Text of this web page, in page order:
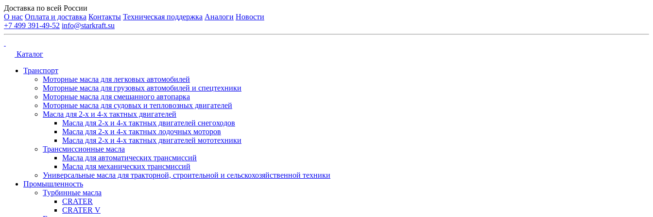
Доставка по всей России
О нас Оплата и доставка Контакты Техническая поддержка Аналоги Новости
+7 499 391-49-52 info@starkraft.su
Каталог
Транспорт
Моторные масла для легковых автомобилей
Моторные масла для грузовых автомобилей и спецтехники
Моторные масла для смешанного автопарка
Моторные масла для судовых и тепловозных двигателей
Масла для 2-х и 4-х тактных двигателей
Масла для 2-х и 4-х тактных двигателей снегоходов
Масла для 2-х и 4-х тактных лодочных моторов
Масла для 2-х и 4-х тактных двигателей мототехники
Трансмиссионные масла
Масла для автоматических трансмиссий
Масла для механических трансмиссий
Универсальные масла для тракторной, строительной и сельскохозяйственной техники
Промышленность
Турбинные масла
CRATER
CRATER V